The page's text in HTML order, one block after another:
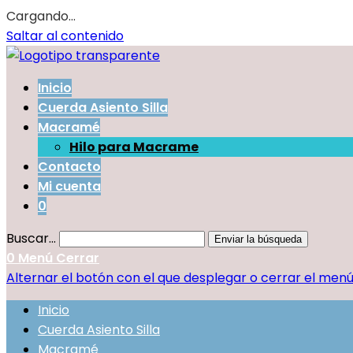
Cargando...
Saltar al contenido
Inicio
Cuerda Asiento Silla
Macramé
Hilo para Macrame
Contacto
Mi cuenta
0
Buscar...
Enviar la búsqueda
0 Menú Cerrar
Alternar el botón con el que desplegar o cerrar el menú
Inicio
Cuerda Asiento Silla